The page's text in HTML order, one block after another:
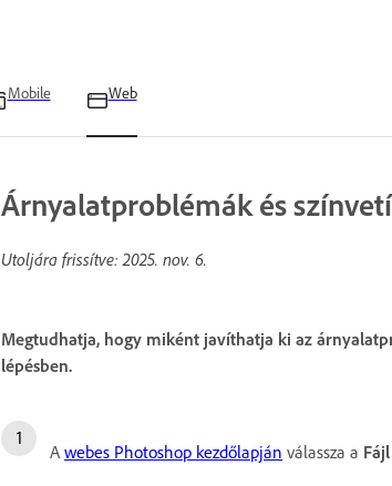
Mobile Web
Árnyalatproblémák és
Utoljára frissítve:2025. nov. 6.
Megtudhatja, hogy miként javíthatja ki az
lépésben.
A webes Photoshop kezdőlapján válassza a